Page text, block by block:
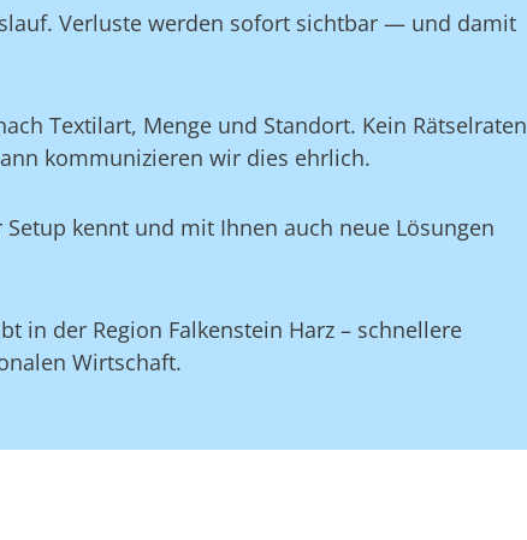
Verluste werden sofort sichtbar — und damit
Textilart, Menge und Standort. Kein Rätselraten
kommunizieren wir dies ehrlich.
kennt und mit Ihnen auch neue Lösungen
in der Region Falkenstein Harz – schnellere
Wirtschaft.